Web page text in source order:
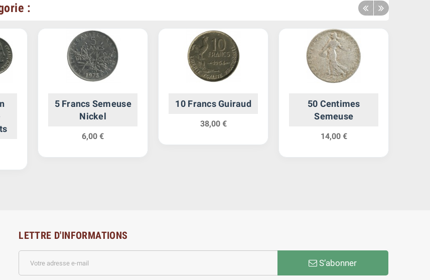
:
5 Francs Semeuse
Nickel
6,00 €
10 Francs Guiraud
38,00 €
50 Centimes
Semeuse
14,00 €
LETTRE D'INFORMATIONS
S’abonner